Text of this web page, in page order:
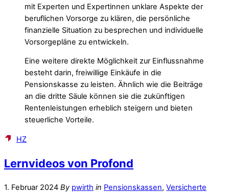
mit Experten und Expertinnen unklare Aspekte der
beruflichen Vorsorge zu klären, die persönliche
finanzielle Situation zu besprechen und individuelle
Vorsorgepläne zu entwickeln.
Eine weitere direkte Möglichkeit zur Einflussnahme
besteht darin, freiwillige Einkäufe in die
Pensionskasse zu leisten. Ähnlich wie die Beiträge
an die dritte Säule können sie die zukünftigen
Rentenleistungen erheblich steigern und bieten
steuerliche Vorteile.
HZ
Lernvideos von Profond
1. Februar 2024 By pwirth in Pensionskassen, Versicherte